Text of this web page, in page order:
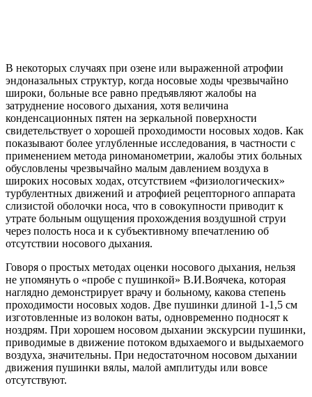
В некоторых случаях при озене или выраженной атрофии
эндоназальных структур, когда носовые ходы чрезвычайно
широки, больные все равно предъявляют жалобы на
затруднение носового дыхания, хотя величина
конденсационных пятен на зеркальной поверхности
свидетельствует о хорошей проходимости носовых ходов. Как
показывают более углубленные исследования, в частности с
применением метода риноманометрии, жалобы этих больных
обусловлены чрезвычайно малым давлением воздуха в
широких носовых ходах, отсутствием «физиологических»
турбулентных движений и атрофией рецепторного аппарата
слизистой оболочки носа, что в совокупности приводит к
утрате больным ощущения прохождения воздушной струи
через полость носа и к субъективному впечатлению об
отсутствии носового дыхания.
Говоря о простых методах оценки носового дыхания, нельзя
не упомянуть о «пробе с пушинкой» В.И.Воячека, которая
наглядно демонстрирует врачу и больному, какова степень
проходимости носовых ходов. Две пушинки длиной 1-1,5 см
изготовленные из волокон ваты, одновременно подносят к
ноздрям. При хорошем носовом дыхании экскурсии пушинки,
приводимые в движение потоком вдыхаемого и выдыхаемого
воздуха, значительны. При недостаточном носовом дыхании
движения пушинки вялы, малой амплитуды или вовсе
отсутствуют.